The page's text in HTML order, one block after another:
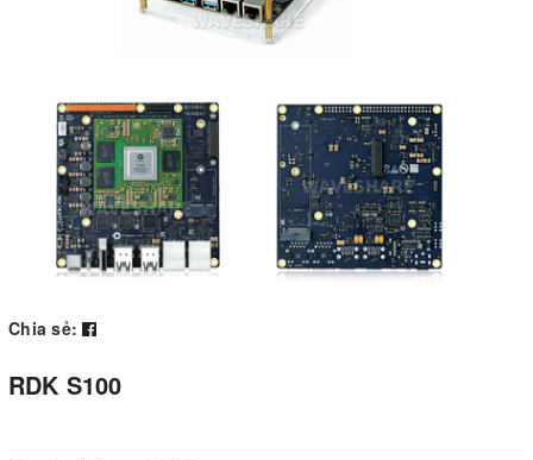
Chia sẻ:
RDK S100